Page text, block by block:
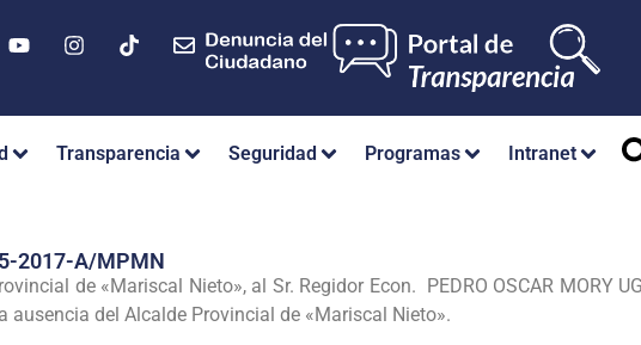
Transparencia Seguridad Programas Intranet
2017-A/MPMN
de «Mariscal Nieto», al Sr. Regidor Econ. PEDRO OSCAR MORY
ausencia del Alcalde Provincial de «Mariscal Nieto».